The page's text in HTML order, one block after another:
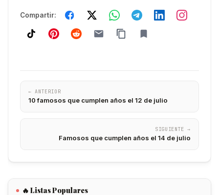
Compartir:
← ANTERIOR
10 famosos que cumplen años el 12 de julio
SIGUIENTE →
Famosos que cumplen años el 14 de julio
🔥 Listas Populares